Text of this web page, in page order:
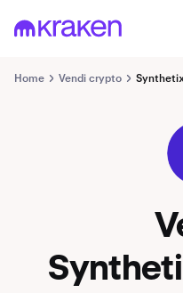
Home Vendi crypto